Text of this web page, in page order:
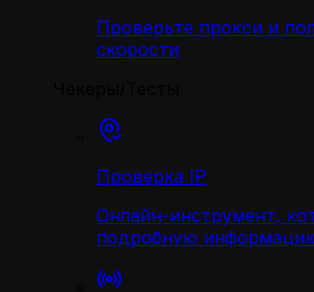
Проверьте прокси и
скорости
Проверка IP
Онлайн-инструмент,
подробную